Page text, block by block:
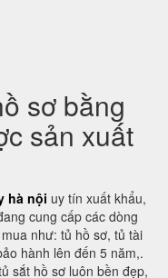
sơ bằng
sản xuất
hà nội uy tín xuất khẩu,
cung cấp các dòng
như: tủ hồ sơ, tủ tài
hành lên đến 5 năm,.
sắt hồ sơ luôn bền đẹp,